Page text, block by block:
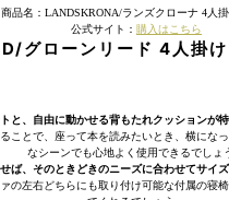
商品名：LANDSKRONA/ランズクローナ 4人
公式サイト： 購入はこちら
グローンリード 4人掛
と、自由に動かせる背もたれクッションが
ことで、座って本を読みたいとき、横にな
なシーンでも心地よく使用できるでしょ
ば、そのときどきのニーズに合わせてサイ
の左右どちらにも取り付け可能な付属の寝